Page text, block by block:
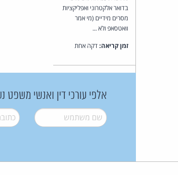
בדואר אלקטרוני ואפליקציות
מסרים מידיים (מי אמר
וואטסאפ ולא ...
זמן קריאה:דקה אחת
אלפי עורכי דין ואנשי משפט
שם משתמש* דואל*